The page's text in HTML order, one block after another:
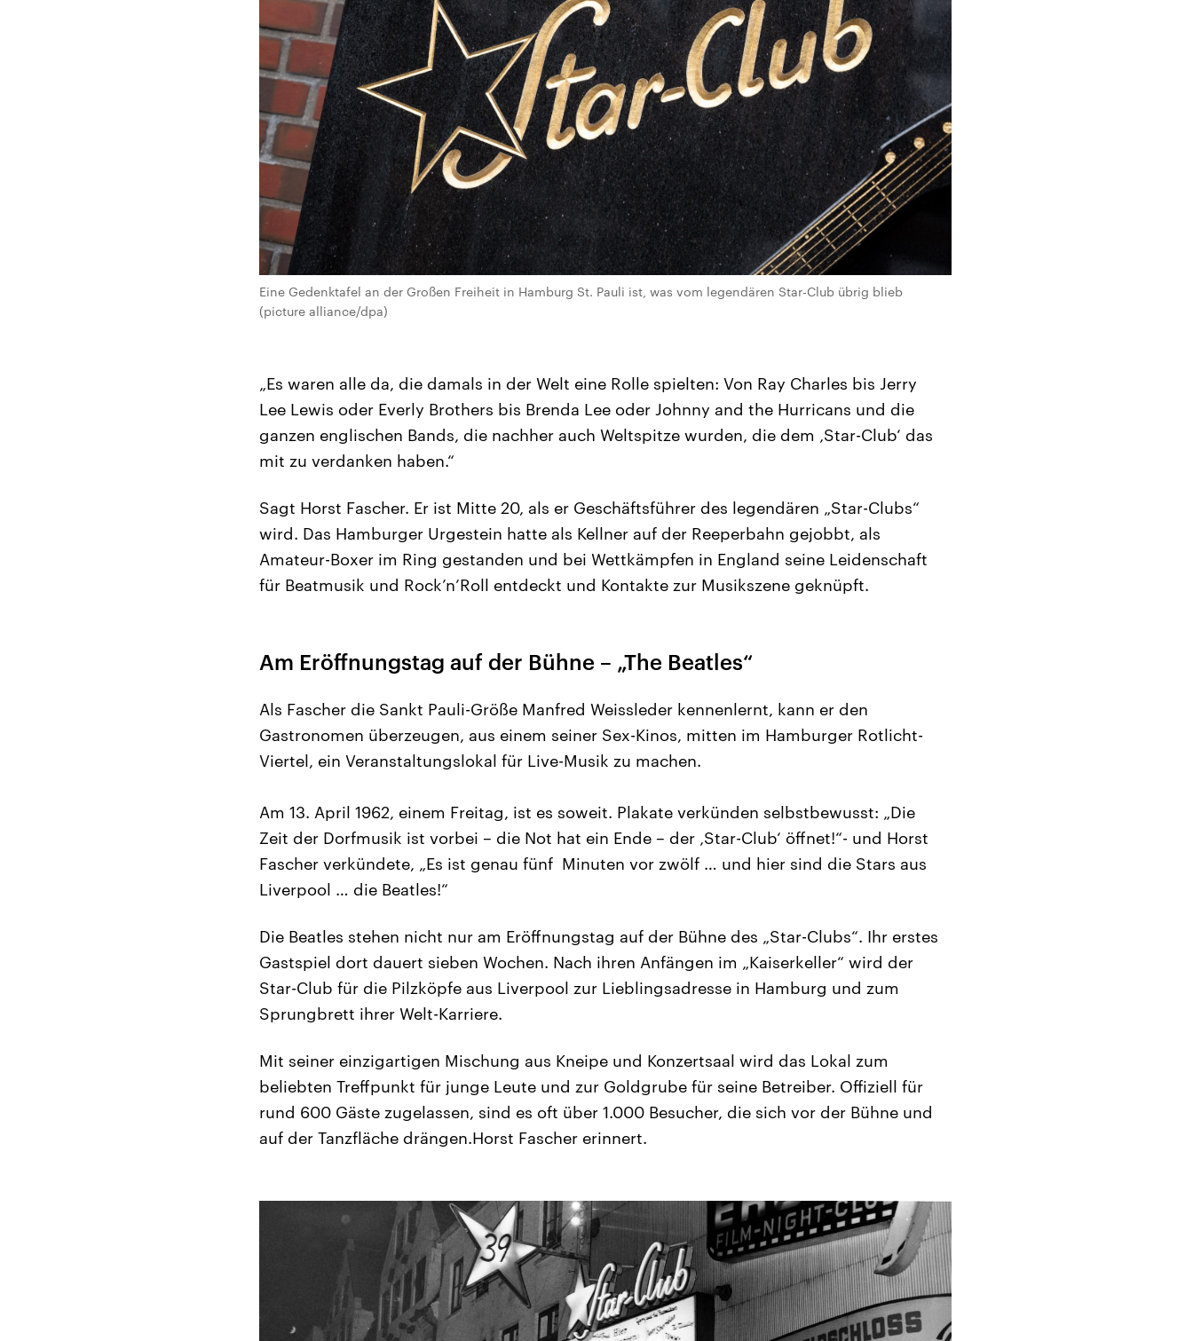
Eine Gedenktafel an der Großen Freiheit in Hamburg St. Pauli ist, was vom legendären Star-Club übrig blieb
(picture alliance/dpa)
„Es waren alle da, die damals in der Welt eine Rolle spielten: Von Ray Charles bis Jerry
Lee Lewis oder Everly Brothers bis Brenda Lee oder Johnny and the Hurricans und die
ganzen englischen Bands, die nachher auch Weltspitze wurden, die dem ‚Star-Club‘ das
mit zu verdanken haben.“
Sagt Horst Fascher. Er ist Mitte 20, als er Geschäftsführer des legendären „Star-Clubs“
wird. Das Hamburger Urgestein hatte als Kellner auf der Reeperbahn gejobbt, als
Amateur-Boxer im Ring gestanden und bei Wettkämpfen in England seine Leidenschaft
für Beatmusik und Rock’n’Roll entdeckt und Kontakte zur Musikszene geknüpft.
Am Eröffnungstag auf der Bühne – „The Beatles“
Als Fascher die Sankt Pauli-Größe Manfred Weissleder kennenlernt, kann er den
Gastronomen überzeugen, aus einem seiner Sex-Kinos, mitten im Hamburger Rotlicht-
Viertel, ein Veranstaltungslokal für Live-Musik zu machen.
Am 13. April 1962, einem Freitag, ist es soweit. Plakate verkünden selbstbewusst: „Die
Zeit der Dorfmusik ist vorbei – die Not hat ein Ende – der ‚Star-Club‘ öffnet!“- und Horst
Fascher verkündete, „Es ist genau fünf Minuten vor zwölf … und hier sind die Stars aus
Liverpool … die Beatles!“
Die Beatles stehen nicht nur am Eröffnungstag auf der Bühne des „Star-Clubs“. Ihr erstes
Gastspiel dort dauert sieben Wochen. Nach ihren Anfängen im „Kaiserkeller“ wird der
Star-Club für die Pilzköpfe aus Liverpool zur Lieblingsadresse in Hamburg und zum
Sprungbrett ihrer Welt-Karriere.
Mit seiner einzigartigen Mischung aus Kneipe und Konzertsaal wird das Lokal zum
beliebten Treffpunkt für junge Leute und zur Goldgrube für seine Betreiber. Offiziell für
rund 600 Gäste zugelassen, sind es oft über 1.000 Besucher, die sich vor der Bühne und
auf der Tanzfläche drängen.Horst Fascher erinnert.